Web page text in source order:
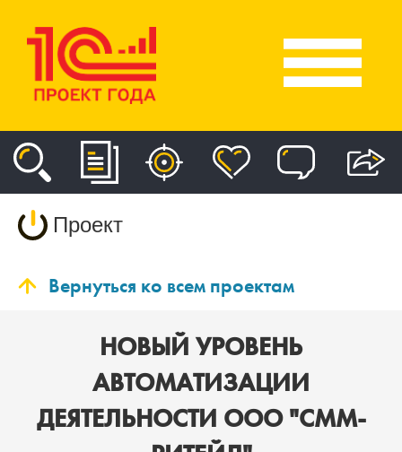
Проект
Вернуться ко всем проектам
НОВЫЙ УРОВЕНЬ
АВТОМАТИЗАЦИИ
ДЕЯТЕЛЬНОСТИ ООО "СММ-